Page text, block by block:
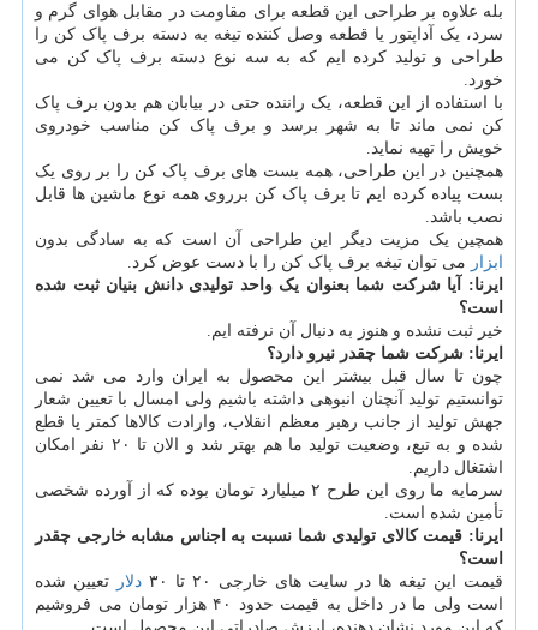
بله علاوه بر طراحی این قطعه برای مقاومت در مقابل هوای گرم و
سرد، یک آداپتور یا قطعه وصل کننده تیغه به دسته برف پاک کن را
طراحی و تولید کرده ایم که به سه نوع دسته برف پاک کن می
خورد.
با استفاده از این قطعه، یک راننده حتی در بیابان هم بدون برف پاک
کن نمی ماند تا به شهر برسد و برف پاک کن مناسب خودروی
خویش را تهیه نماید.
همچنین در این طراحی، همه بست های برف پاک کن را بر روی یک
بست پیاده کرده ایم تا برف پاک کن برروی همه نوع ماشین ها قابل
نصب باشد.
همچین یک مزیت دیگر این طراحی آن است که به سادگی بدون
ابزار می توان تیغه برف پاک کن را با دست عوض کرد.
ایرنا: آیا شرکت شما بعنوان یک واحد تولیدی دانش بنیان ثبت شده
است؟
خیر ثبت نشده و هنوز به دنبال آن نرفته ایم.
ایرنا: شرکت شما چقدر نیرو دارد؟
چون تا سال قبل بیشتر این محصول به ایران وارد می شد نمی
توانستیم تولید آنچنان انبوهی داشته باشیم ولی امسال با تعیین شعار
جهش تولید از جانب رهبر معظم انقلاب، وارادت کالاها کمتر یا قطع
شده و به تبع، وضعیت تولید ما هم بهتر شد و الان تا ۲۰ نفر امکان
اشتغال داریم.
سرمایه ما روی این طرح ۲ میلیارد تومان بوده که از آورده شخصی
تأمین شده است.
ایرنا: قیمت کالای تولیدی شما نسبت به اجناس مشابه خارجی چقدر
است؟
قیمت این تیغه ها در سایت های خارجی ۲۰ تا ۳۰
دلار
تعیین شده
است ولی ما در داخل به قیمت حدود ۴۰ هزار تومان می فروشیم